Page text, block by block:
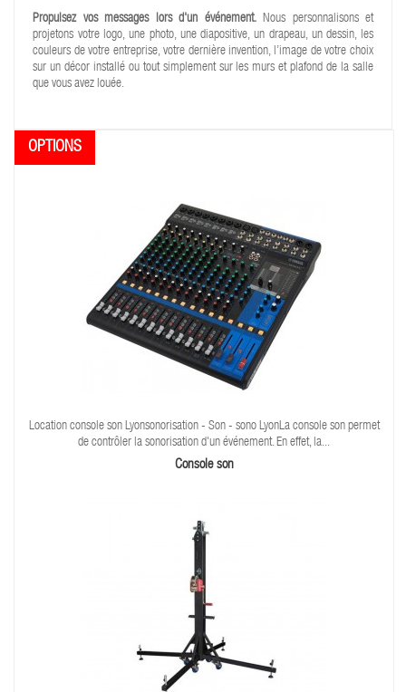
Propulsez vos messages lors d'un événement.Nous personnalisons et
projetons votre logo, une photo, une diapositive, un drapeau, un dessin, les
couleurs de votre entreprise, votre dernière invention, l’image de votre choix
sur un décor installé ou tout simplement sur les murs et plafond de la salle
que vous avez louée.
Location console son Lyonsonorisation - Son - sono LyonLa console son permet
de contrôler la sonorisation d'un événement. En effet, la...
Console son